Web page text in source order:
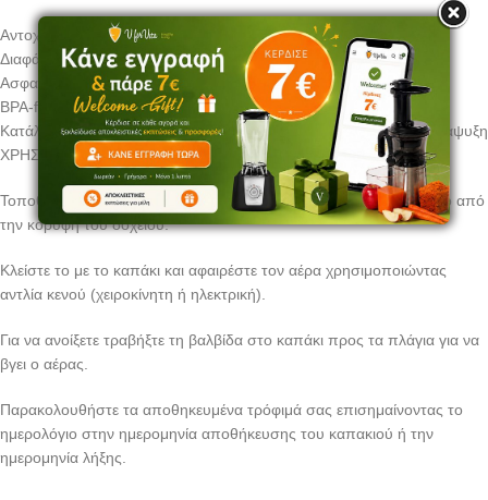
Αντοχή και αξιοπιστία.
Διαφάνεια –βλέπετε το περιεχόμενο από κάθε πλευρά.
Ασφαλές για τα τρόφιμα
BPA-free – χωρίς δισφαινόλη .
Κατάλληλο για πλυντήριο πιάτων, φούρνο μικροκυμάτων, και κατάψυξη
ΧΡΗΣΗ
Τοποθετήστε το φαγητό σας αφήνοντας 2,5 εκατοστά άδειο χώρο από
την κορυφή του δοχείου.
Κλείστε το με το καπάκι και αφαιρέστε τον αέρα χρησιμοποιώντας
αντλία κενού (χειροκίνητη ή ηλεκτρική).
Για να ανοίξετε τραβήξτε τη βαλβίδα στο καπάκι προς τα πλάγια για να
βγει ο αέρας.
Παρακολουθήστε τα αποθηκευμένα τρόφιμά σας επισημαίνοντας το
ημερολόγιο στην ημερομηνία αποθήκευσης του καπακιού ή την
ημερομηνία λήξης.